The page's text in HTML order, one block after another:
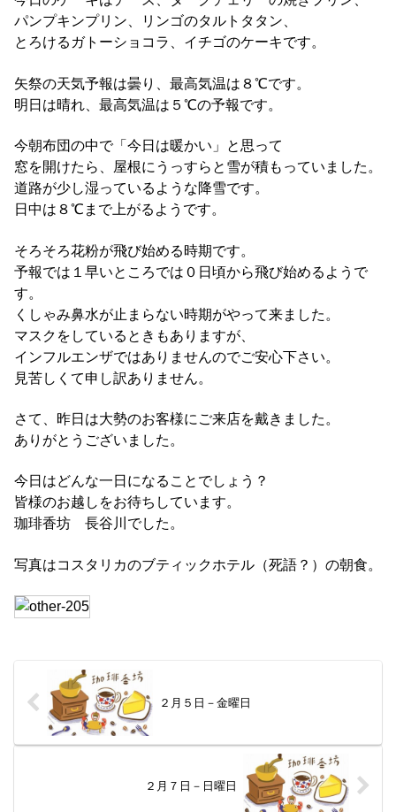
パンプキンプリン、リンゴのタルトタタン、
とろけるガトーショコラ、イチゴのケーキです。
矢祭の天気予報は曇り、最高気温は８℃です。
明日は晴れ、最高気温は５℃の予報です。
今朝布団の中で「今日は暖かい」と思って
窓を開けたら、屋根にうっすらと雪が積もっていました。
道路が少し湿っているような降雪です。
日中は８℃まで上がるようです。
そろそろ花粉が飛び始める時期です。
予報では１早いところでは０日頃から飛び始めるようで
す。
くしゃみ鼻水が止まらない時期がやって来ました。
マスクをしているときもありますが、
インフルエンザではありませんのでご安心下さい。
見苦しくて申し訳ありません。
さて、昨日は大勢のお客様にご来店を戴きました。
ありがとうございました。
今日はどんな一日になることでしょう？
皆様のお越しをお待ちしています。
珈琲香坊 長谷川でした。
写真はコスタリカのブティックホテル（死語？）の朝食。
２月５日－金曜日
２月７日－日曜日